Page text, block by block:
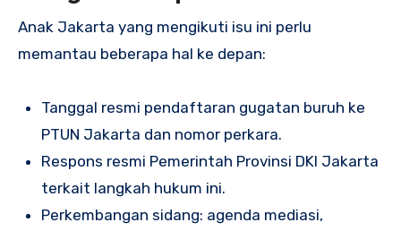
Anak Jakarta yang mengikuti isu ini perlu
memantau beberapa hal ke depan:
Tanggal resmi pendaftaran gugatan buruh ke
PTUN Jakarta dan nomor perkara.
Respons resmi Pemerintah Provinsi DKI Jakarta
terkait langkah hukum ini.
Perkembangan sidang: agenda mediasi,